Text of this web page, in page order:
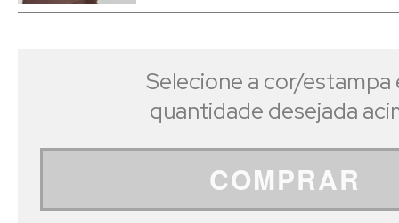
Selecione a cor/estampa
quantidade desejada
COMPRAR